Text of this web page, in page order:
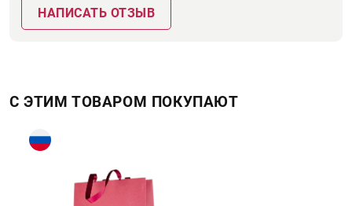
НАПИСАТЬ ОТЗЫВ
С ЭТИМ ТОВАРОМ ПОКУПАЮТ